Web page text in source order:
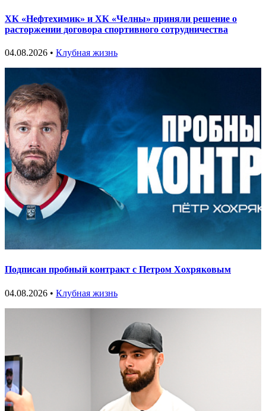
ХК «Нефтехимик» и ХК «Челны» приняли решение о
расторжении договора спортивного сотрудничества
04.08.2026 • Клубная жизнь
Подписан пробный контракт с Петром Хохряковым
04.08.2026 • Клубная жизнь